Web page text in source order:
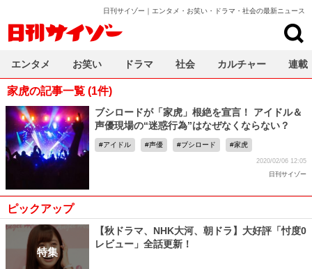
日刊サイゾー｜エンタメ・お笑い・ドラマ・社会の最新ニュース
家虎の記事一覧 (1件)
ブシロードが「家虎」根絶を宣言！ アイドル＆
声優現場の“迷惑行為”はなぜなくならない？
アイドル 声優 ブシロード 家虎
2020/02/06 12:05
日刊サイゾー
ピックアップ
特集
【秋ドラマ、NHK大河、朝ドラ】大好評「忖度0
レビュー」全話更新！
エンタメ お笑い ドラマ 社会 カルチャー 連載